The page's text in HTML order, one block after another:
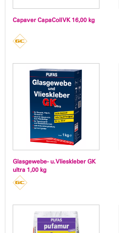
Capaver CapaColl VK 16,00 kg
Glasgewebe- u. Vlieskleber GK
ultra 1,00 kg